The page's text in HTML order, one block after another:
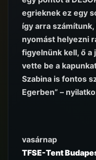
egrieknek ez egy
így arra
nyomást helyezni
figyelnünk kell, ő a
vette be a
Szabina is fontos
Egerben” –
vasárnap
TFSE-Tent